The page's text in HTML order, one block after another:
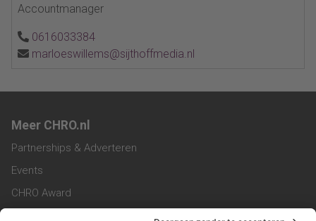
Accountmanager
0616033384
marloeswillems@sijthoffmedia.nl
Meer CHRO.nl
Partnerships & Adverteren
Events
CHRO Award